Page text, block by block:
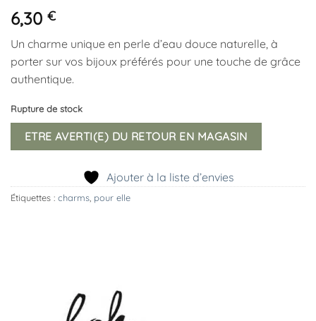
6,30 €
Un charme unique en perle d’eau douce naturelle, à
porter sur vos bijoux préférés pour une touche de grâce
authentique.
Rupture de stock
ETRE AVERTI(E) DU RETOUR EN MAGASIN
Ajouter à la liste d’envies
Étiquettes : charms pour elle